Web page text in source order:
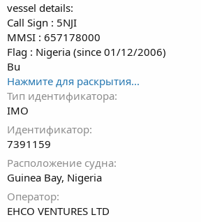
vessel details:
Call Sign : 5NJI
MMSI : 657178000
Flag : Nigeria (since 01/12/2006)
Bu
Нажмите для раскрытия...
Тип идентификатора
IMO
Идентификатор
7391159
Расположение судна
Guinea Bay, Nigeria
Оператор
EHCO VENTURES LTD